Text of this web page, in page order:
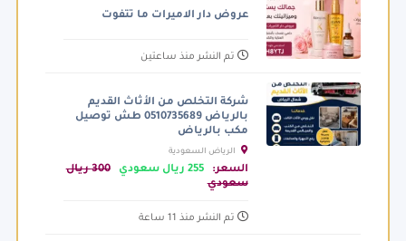
عروض دار الاميرات ما تتفوت
تم النشر منذ ساعتين
شركة التخلص من الأثاث القديم
بالرياض 0510735689 طش توصيل
مكب بالرياض
السعر: 255 ريال سعودي
300 ريال
سعودي
تم النشر منذ 11 ساعة